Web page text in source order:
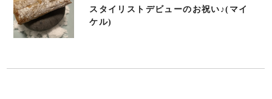
スタイリストデビューのお祝い♪(マイ
ケル)